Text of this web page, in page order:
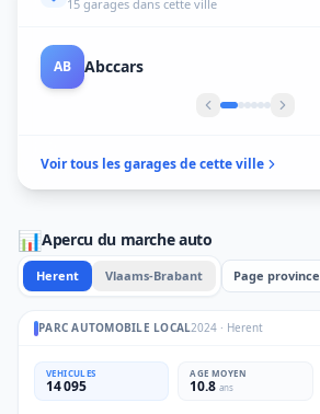
15 garages dans cette ville
AU Audi A&M Herent
Voir tous les garages de cette ville
📊Apercu du marche auto
Herent Vlaams-Brabant Page province
PARC AUTOMOBILE LOCAL2024 · Herent
VEHICULES
14 095
AGE MOYEN
10.8 ans